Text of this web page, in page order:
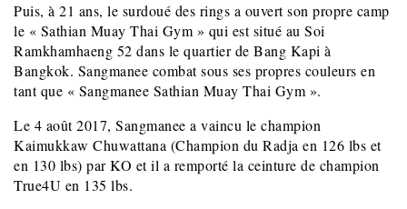
Puis, à 21 ans, le surdoué des rings a ouvert son propre camp
le « Sathian Muay Thai Gym » qui est situé au Soi
Ramkhamhaeng 52 dans le quartier de Bang Kapi à
Bangkok. Sangmanee combat sous ses propres couleurs en
tant que « Sangmanee Sathian Muay Thai Gym ».
Le 4 août 2017, Sangmanee a vaincu le champion
Kaimukkaw Chuwattana (Champion du Radja en 126 lbs et
en 130 lbs) par KO et il a remporté la ceinture de champion
True4U en 135 lbs.